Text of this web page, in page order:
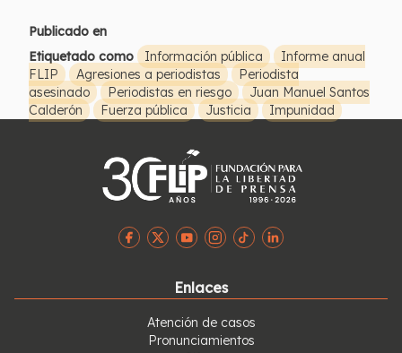
Publicado en
Etiquetado como
Información pública
Informe anual
FLIP
Agresiones a periodistas
Periodista
asesinado
Periodistas en riesgo
Juan Manuel Santos
Calderón
Fuerza pública Justicia Impunidad
Enlaces
Atención de casos
Pronunciamientos